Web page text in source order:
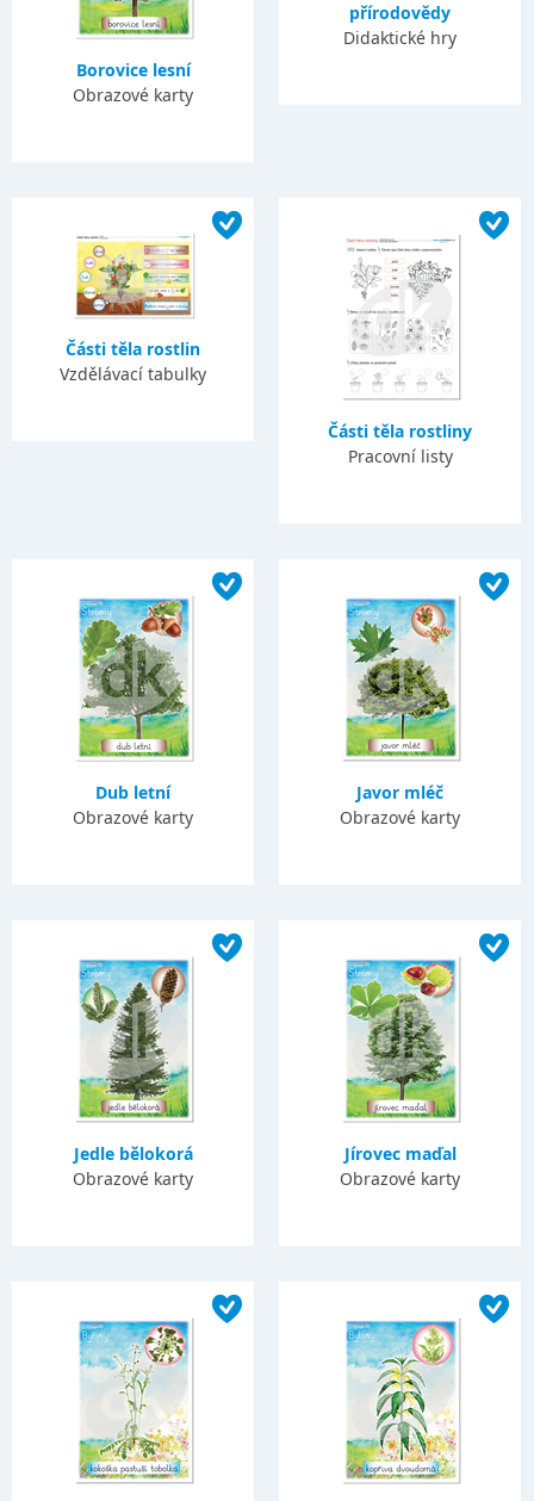
Borovice lesní
Obrazové karty
přírodovědy
Didaktické hry
Části těla rostlin
Vzdělávací tabulky
Části těla rostliny
Pracovní listy
Dub letní
Obrazové karty
Javor mléč
Obrazové karty
Jedle bělokorá
Obrazové karty
Jírovec maďal
Obrazové karty